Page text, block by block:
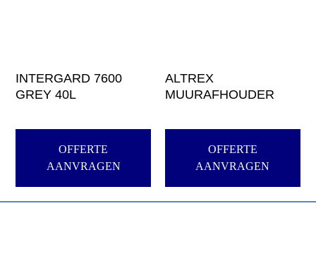
INTERGARD 7600
GREY 40L
OFFERTE
AANVRAGEN
ALTREX
MUURAFHOUDER
OFFERTE
AANVRAGEN